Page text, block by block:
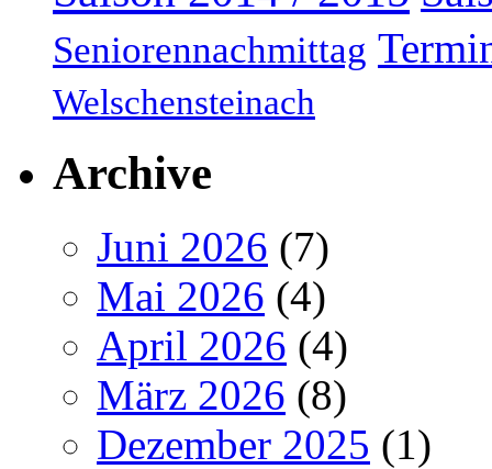
Seniorennachmittag
Welschensteinach
Archive
Juni 2026 (7)
Mai 2026 (4)
April 2026 (4)
März 2026 (8)
Dezember 2025 (1)